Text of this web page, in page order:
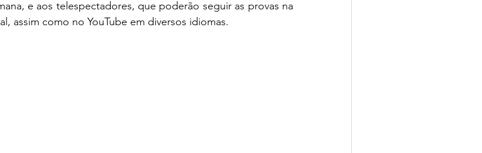
e aos telespectadores, que poderão seguir as provas na
assim como no YouTube em diversos idiomas.